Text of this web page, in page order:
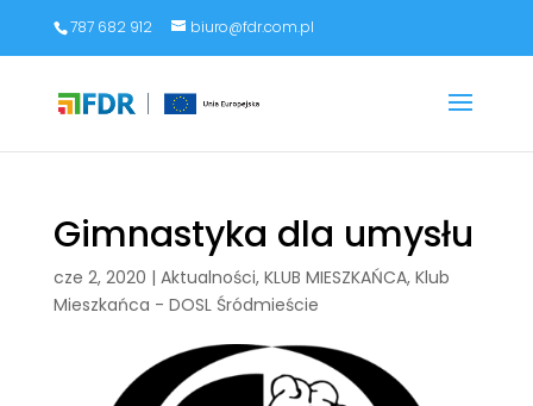
787 682 912 biuro@fdr.com.pl
Gimnastyka dla umysłu
cze 2, 2020 | Aktualności, KLUB MIESZKAŃCA, Klub
Mieszkańca - DOSL Śródmieście